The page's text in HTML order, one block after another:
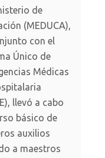
de
(MEDUCA),
con el
Único de
Médicas
llevó a cabo
básico de
auxilios
a maestros